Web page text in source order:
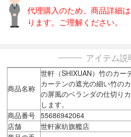
代理購入のため、商品詳細
ります。ご理解ください。
アイテム説
商品名称
世軒（SHIXUAN）竹のカー
カーテンの遮光の細い竹の
の屏風のベランダの仕切り
します。
商品番号 55686942064
店舗
世軒家紡旗艦店